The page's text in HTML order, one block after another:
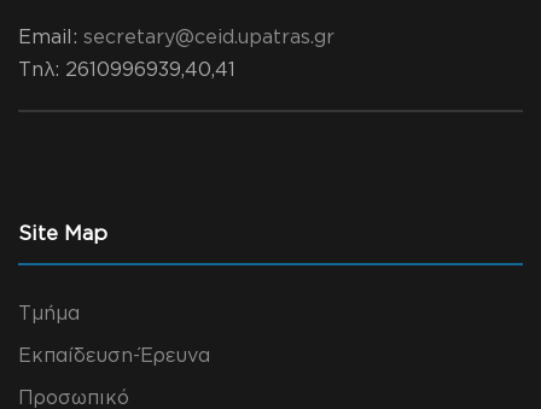
Email: secretary@ceid.upatras.gr
Τηλ: 2610996939,40,41
Site Map
Τμήμα
Εκπαίδευση-Έρευνα
Προσωπικό